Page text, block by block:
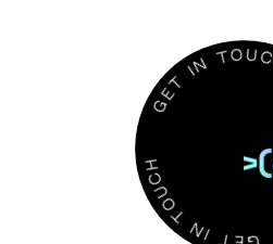
G
E
T
I
N
T
O
GET I N T